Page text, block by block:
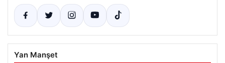
Yan Manşet